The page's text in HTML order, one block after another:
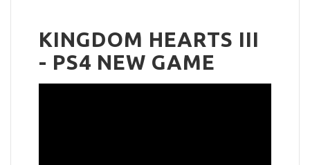
KINGDOM HEARTS III
- PS4 NEW GAME